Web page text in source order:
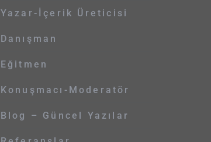
Yazar-İçerik Üreticisi
Danışman
Eğitmen
Konuşmacı-Moderatör
Blog – Güncel Yazılar